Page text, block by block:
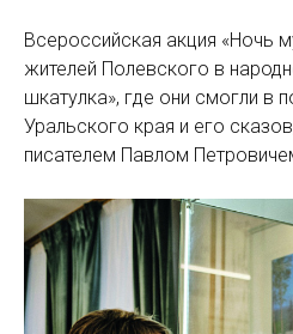
Всероссийская акция «Ночь
жителей Полевского в
шкатулка», где они смогли в
Уральского края и его
писателем Павлом